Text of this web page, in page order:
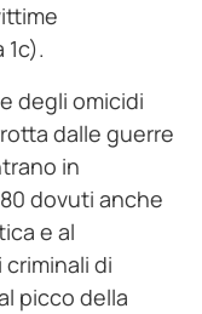
degli omicidi
dalle guerre
in
80 dovuti anche
e al
di
picco della